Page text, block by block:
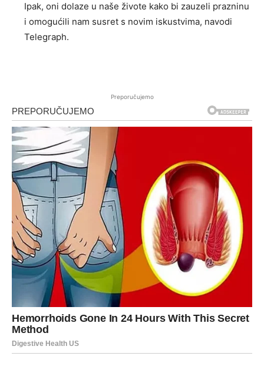
Ipak, oni dolaze u naše živote kako bi zauzeli prazninu
i omogućili nam susret s novim iskustvima, navodi
Telegraph.
Preporučujemo